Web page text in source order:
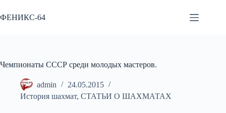
к
сути
ФЕНИКС-64
Чемпионаты СССР среди молодых мастеров.
admin
24.05.2015
История шахмат, СТАТЬИ О ШАХМАТАХ